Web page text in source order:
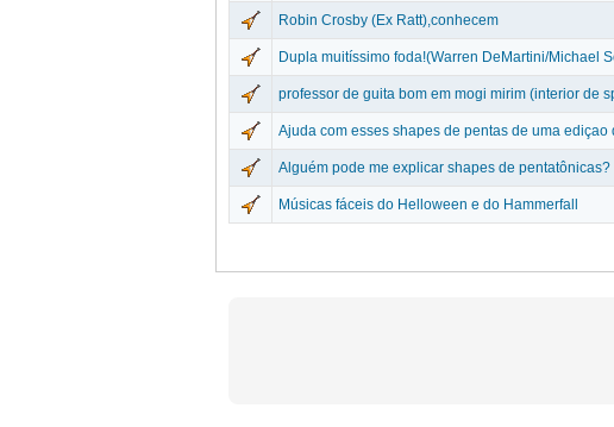
Robin Crosby (Ex Ratt),conhecem
Dupla muitíssimo foda!(Warren DeMartini/Michael
professor de guita bom em mogi mirim (interior de
Ajuda com esses shapes de pentas de uma ediçao
Alguém pode me explicar shapes de pentatônicas?
Músicas fáceis do Helloween e do Hammerfall